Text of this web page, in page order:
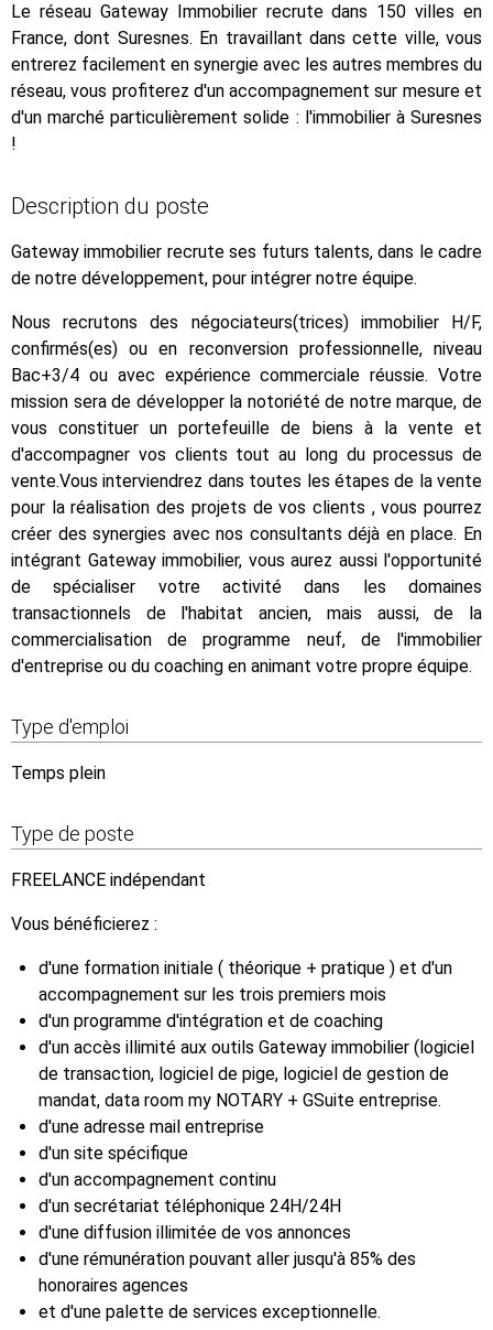
Le réseau Gateway Immobilier recrute dans 150 villes en
France, dont Suresnes. En travaillant dans cette ville, vous
entrerez facilement en synergie avec les autres membres du
réseau, vous profiterez d'un accompagnement sur mesure et
d'un marché particulièrement solide : l'immobilier à Suresnes
!
Description du poste
Gateway immobilier recrute ses futurs talents, dans le cadre
de notre développement, pour intégrer notre équipe.
Nous recrutons des négociateurs(trices) immobilier H/F,
confirmés(es) ou en reconversion professionnelle, niveau
Bac+3/4 ou avec expérience commerciale réussie. Votre
mission sera de développer la notoriété de notre marque, de
vous constituer un portefeuille de biens à la vente et
d'accompagner vos clients tout au long du processus de
vente.Vous interviendrez dans toutes les étapes de la vente
pour la réalisation des projets de vos clients , vous pourrez
créer des synergies avec nos consultants déjà en place. En
intégrant Gateway immobilier, vous aurez aussi l'opportunité
de spécialiser votre activité dans les domaines
transactionnels de l'habitat ancien, mais aussi, de la
commercialisation de programme neuf, de l'immobilier
d'entreprise ou du coaching en animant votre propre équipe.
Type d'emploi
Temps plein
Type de poste
FREELANCE indépendant
Vous bénéficierez :
d'une formation initiale ( théorique + pratique ) et d'un
accompagnement sur les trois premiers mois
d'un programme d'intégration et de coaching
d'un accès illimité aux outils Gateway immobilier (logiciel
de transaction, logiciel de pige, logiciel de gestion de
mandat, data room my NOTARY + GSuite entreprise.
d'une adresse mail entreprise
d'un site spécifique
d'un accompagnement continu
d'un secrétariat téléphonique 24H/24H
d'une diffusion illimitée de vos annonces
d'une rémunération pouvant aller jusqu'à 85% des
honoraires agences
et d'une palette de services exceptionnelle.